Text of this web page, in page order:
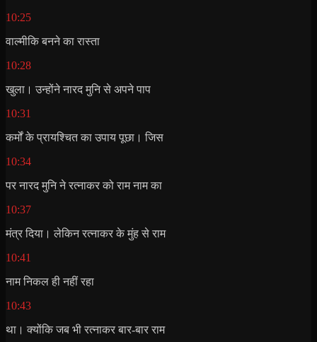
10:25
वाल्मीकि बनने का रास्ता
10:28
खुला। उन्होंने नारद मुनि से अपने पाप
10:31
कर्मों के प्रायश्चित का उपाय पूछा। जिस
10:34
पर नारद मुनि ने रत्नाकर को राम नाम का
10:37
मंत्र दिया। लेकिन रत्नाकर के मुंह से राम
10:41
नाम निकल ही नहीं रहा
10:43
था। क्योंकि जब भी रत्नाकर बार-बार राम